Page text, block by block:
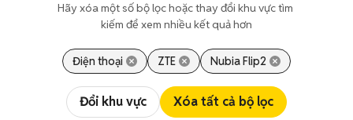
Hãy xóa một số bộ lọc hoặc thay đổi khu vực tìm
kiếm để xem nhiều kết quả hơn
Điện thoại ZTE Nubia Flip2
Đổi khu vực Xóa tất cả bộ lọc